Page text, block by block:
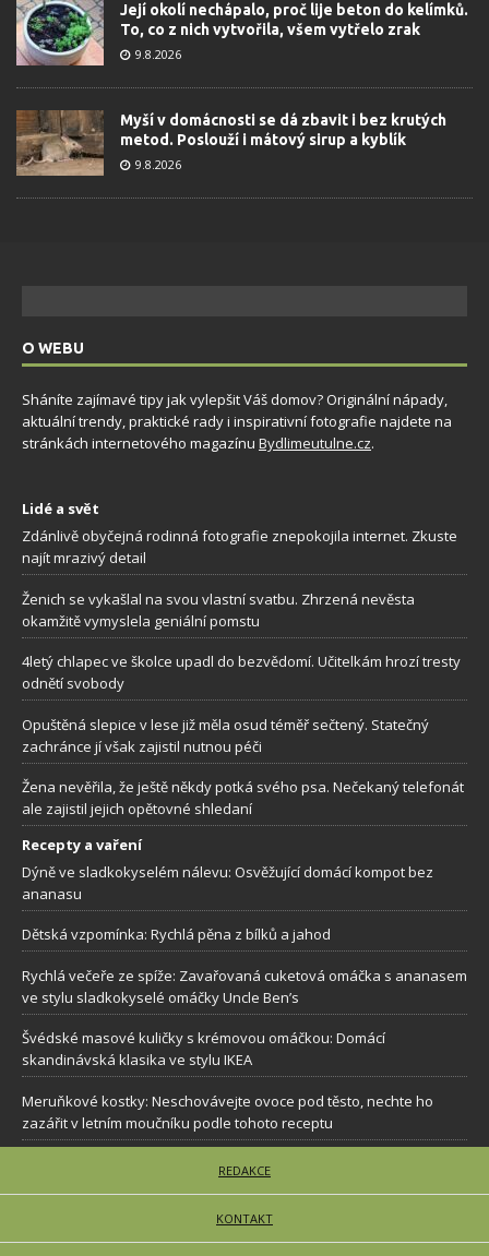
Její okolí nechápalo, proč lije beton do kelímků.
To, co z nich vytvořila, všem vytřelo zrak
9.8.2026
Myší v domácnosti se dá zbavit i bez krutých
metod. Poslouží i mátový sirup a kyblík
9.8.2026
O WEBU
Sháníte zajímavé tipy jak vylepšit Váš domov? Originální nápady,
aktuální trendy, praktické rady i inspirativní fotografie najdete na
stránkách internetového magazínu Bydlimeutulne.cz.
Lidé a svět
Zdánlivě obyčejná rodinná fotografie znepokojila internet. Zkuste
najít mrazivý detail
Ženich se vykašlal na svou vlastní svatbu. Zhrzená nevěsta
okamžitě vymyslela geniální pomstu
4letý chlapec ve školce upadl do bezvědomí. Učitelkám hrozí tresty
odnětí svobody
Opuštěná slepice v lese již měla osud téměř sečtený. Statečný
zachránce jí však zajistil nutnou péči
Žena nevěřila, že ještě někdy potká svého psa. Nečekaný telefonát
ale zajistil jejich opětovné shledaní
Recepty a vaření
Dýně ve sladkokyselém nálevu: Osvěžující domácí kompot bez
ananasu
Dětská vzpomínka: Rychlá pěna z bílků a jahod
Rychlá večeře ze spíže: Zavařovaná cuketová omáčka s ananasem
ve stylu sladkokyselé omáčky Uncle Ben’s
Švédské masové kuličky s krémovou omáčkou: Domácí
skandinávská klasika ve stylu IKEA
Meruňkové kostky: Neschovávejte ovoce pod těsto, nechte ho
zazářit v letním moučníku podle tohoto receptu
REDAKCE
KONTAKT